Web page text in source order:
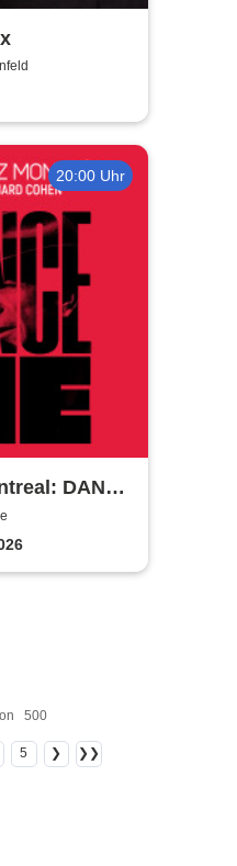
20:00 Uhr
DANCE
500
5 ❯ ❯❯